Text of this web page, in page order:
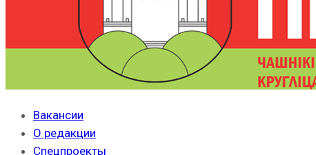
Вакансии
О редакции
Спецпроекты